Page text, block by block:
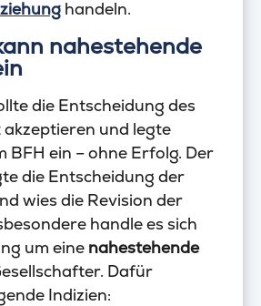
handeln.
nahestehende
die Entscheidung des
akzeptieren und legte
BFH ein – ohne Erfolg. Der
die Entscheidung der
wies die Revision der
handle es sich
um eine nahestehende
Dafür
Indizien: